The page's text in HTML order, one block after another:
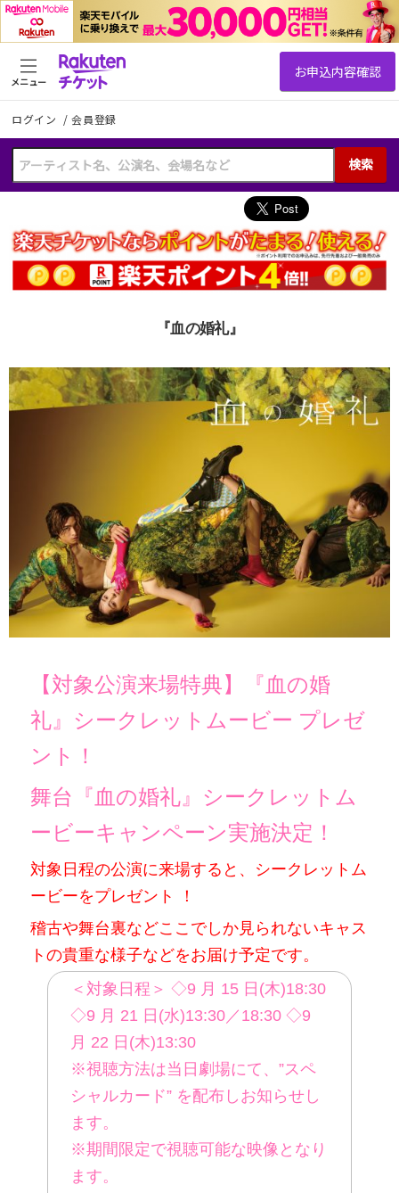
ログイン /会員登録
検索
メニュー
『血の婚礼』
【対象公演来場特典】『血の婚
礼』シークレットムービー プレゼ
ント！
舞台『血の婚礼』シークレットム
ービーキャンペーン実施決定！
対象日程の公演に来場すると、シークレットム
ービーをプレゼント ！
稽古や舞台裏などここでしか見られないキャス
トの貴重な様子などをお届け予定です。
＜対象日程＞ ◇9 月 15 日(木)18:30
◇9 月 21 日(水)13:30／18:30 ◇9
月 22 日(木)13:30
※視聴方法は当日劇場にて、”スペ
シャルカード” を配布しお知らせし
ます。
※期間限定で視聴可能な映像となり
ます。